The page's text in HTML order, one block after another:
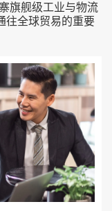
旗舰级工业与物流
往全球贸易的重要